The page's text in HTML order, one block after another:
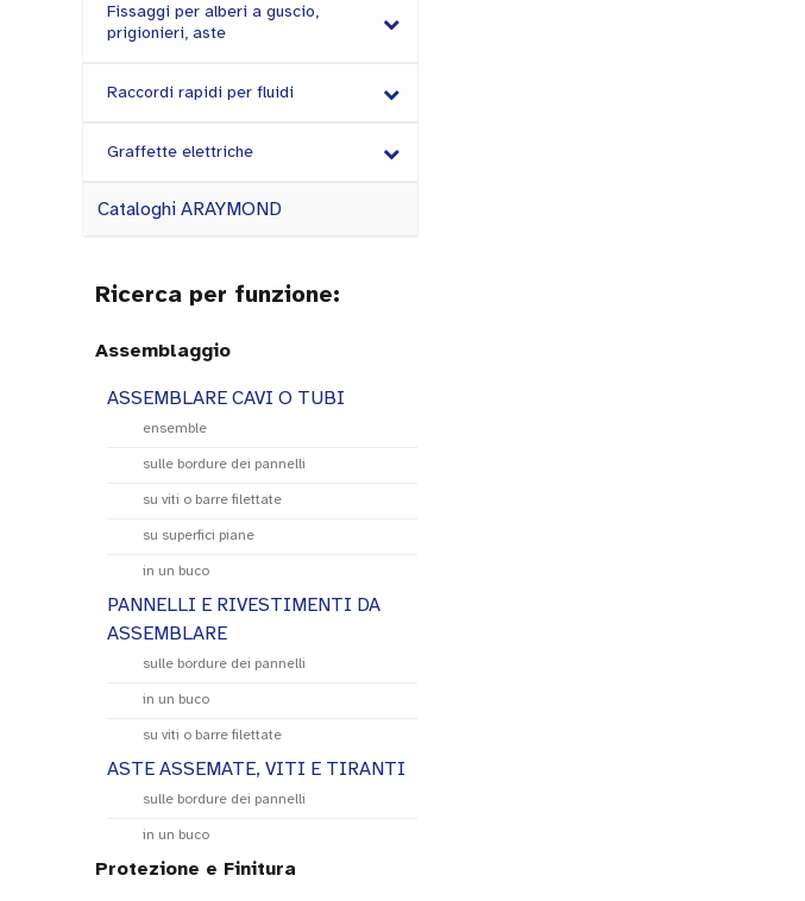
Fissaggi per alberi a guscio,
prigionieri, aste
Raccordi rapidi per fluidi
Graffette elettriche
Cataloghi ARAYMOND
Ricerca per funzione:
Assemblaggio
ASSEMBLARE CAVI O TUBI
ensemble
sulle bordure dei pannelli
su viti o barre filettate
su superfici piane
in un buco
PANNELLI E RIVESTIMENTI DA
ASSEMBLARE
sulle bordure dei pannelli
in un buco
su viti o barre filettate
ASTE ASSEMATE, VITI E TIRANTI
sulle bordure dei pannelli
in un buco
Protezione e Finitura